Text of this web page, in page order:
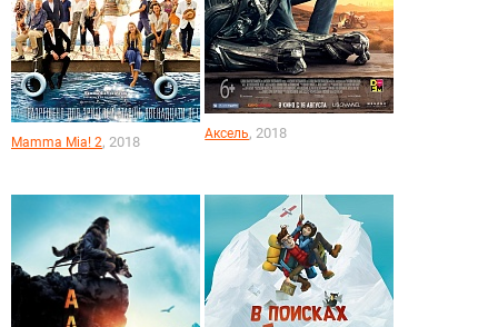
Mamma Mia! 2, 2018 Аксель, 2018